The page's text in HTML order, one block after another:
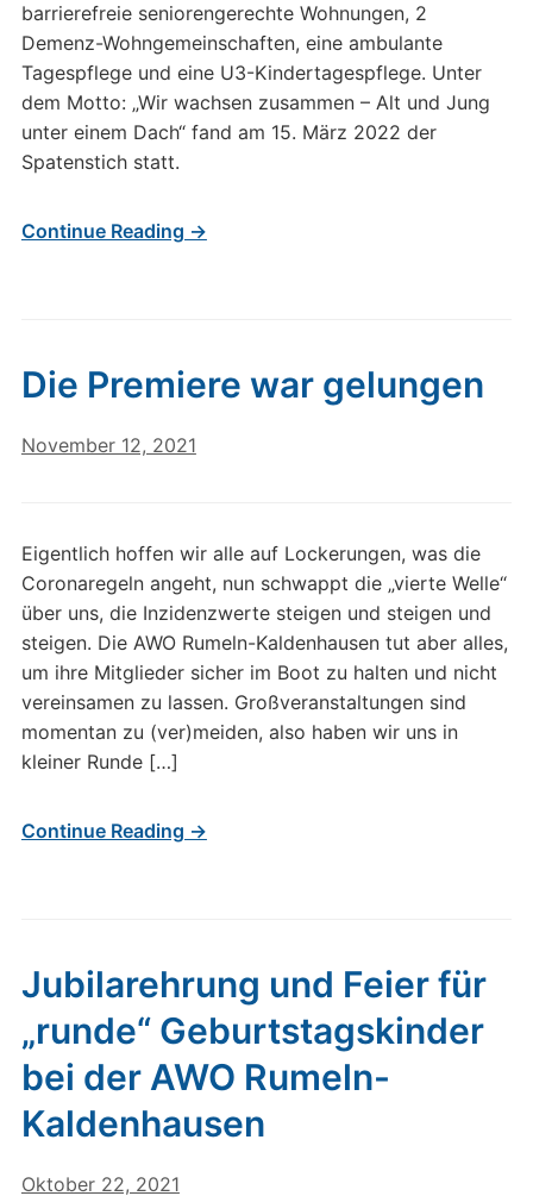
barrierefreie seniorengerechte Wohnungen, 2
Demenz-Wohngemeinschaften, eine ambulante
Tagespflege und eine U3-Kindertagespflege. Unter
dem Motto: „Wir wachsen zusammen – Alt und Jung
unter einem Dach“ fand am 15. März 2022 der
Spatenstich statt.
Continue Reading →
Die Premiere war gelungen
November 12, 2021
Eigentlich hoffen wir alle auf Lockerungen, was die
Coronaregeln angeht, nun schwappt die „vierte Welle“
über uns, die Inzidenzwerte steigen und steigen und
steigen. Die AWO Rumeln-Kaldenhausen tut aber alles,
um ihre Mitglieder sicher im Boot zu halten und nicht
vereinsamen zu lassen. Großveranstaltungen sind
momentan zu (ver)meiden, also haben wir uns in
kleiner Runde […]
Continue Reading →
Jubilarehrung und Feier für
„runde“ Geburtstagskinder
bei der AWO Rumeln-
Kaldenhausen
Oktober 22, 2021